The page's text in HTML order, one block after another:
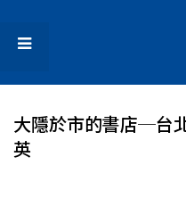
大隱於市的書店─台
英